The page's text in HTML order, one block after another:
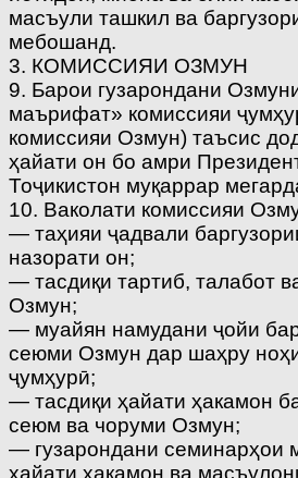
масъули ташкил ва
мебошанд.
3. КОМИССИЯИ ОЗМУН
9. Барои гузарондани
маърифат» комиссияи
комиссияи Озмун) таъсис
ҳайати он бо амри
Тоҷикистон муқаррар
10. Ваколати комиссияи
— таҳияи ҷадвали
назорати он;
— тасдиқи тартиб, талабот
Озмун;
— муайян намудани ҷойи
сеюми Озмун дар шаҳру
ҷумҳурӣ;
— тасдиқи ҳайати ҳакамон
сеюм ва чоруми Озмун;
— гузарондани семинарҳои
ҳайати ҳакамон ва